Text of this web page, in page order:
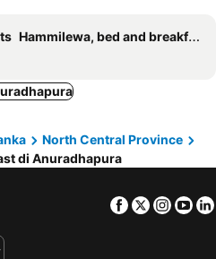
Hammilewa, bed and breakfasts
North Central Province
di Anuradhapura
Facebook
Twitter